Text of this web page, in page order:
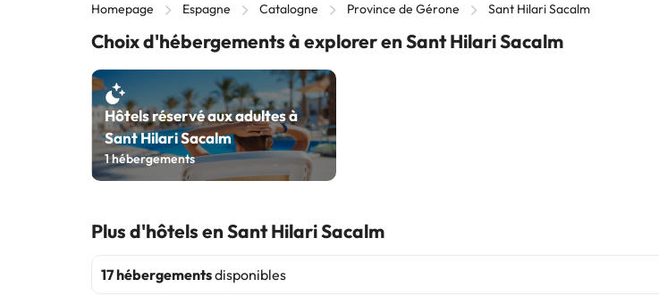
Homepage Espagne Catalogne Province de Gérone Sant Hilari Sacalm
Choix d'hébergements à explorer en Sant Hilari Sacalm
Hôtels réservé aux adultes à
Sant Hilari Sacalm
1hébergements
Plus d'hôtels en Sant Hilari Sacalm
17 hébergementsdisponibles